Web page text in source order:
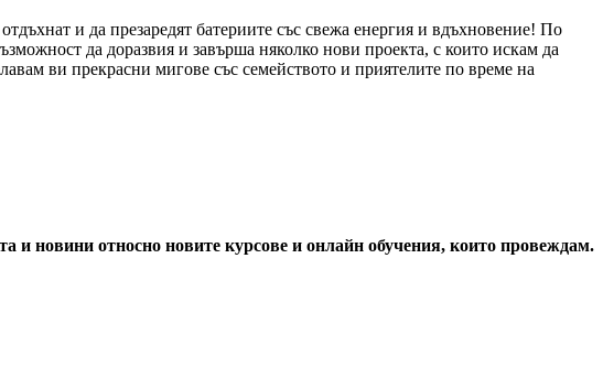
и да презаредят батериите със свежа енергия и вдъхновение! По
да доразвия и завърша няколко нови проекта, с които искам да
ви прекрасни мигове със семейството и приятелите по време на
и новини относно новите курсове и онлайн обучения, които провеждам.